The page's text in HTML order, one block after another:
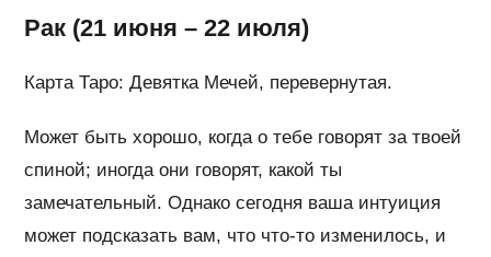
Рак (21 июня – 22 июля)
Карта Таро: Девятка Мечей, перевернутая.
Может быть хорошо, когда о тебе говорят за твоей
спиной; иногда они говорят, какой ты
замечательный. Однако сегодня ваша интуиция
может подсказать вам, что что-то изменилось, и